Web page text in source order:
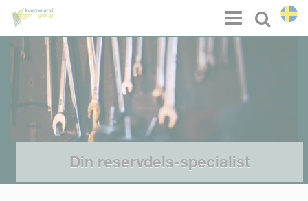
Select
Menu
Din reservdels-specialist
Cookie- hanteringspanel